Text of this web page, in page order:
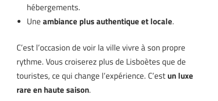
hébergements.
Uneambiance plus authentique et locale.
C’est l’occasion de voir la ville vivre à son propre
rythme. Vous croiserez plus de Lisboètes que de
touristes, ce qui change l’expérience. C’estun luxe
rare en haute saison.